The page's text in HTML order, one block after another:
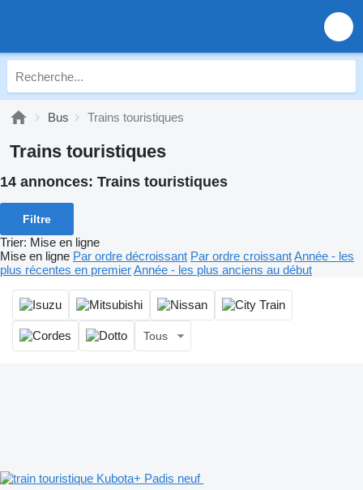
Bus Trains touristiques
Trains touristiques
14 annonces: Trains touristiques
Filtre
Trier: Mise en ligne
Mise en ligne Par ordre décroissant Par ordre croissantAnnée - les
plus récentes en premierAnnée - les plus anciens au début
Tous